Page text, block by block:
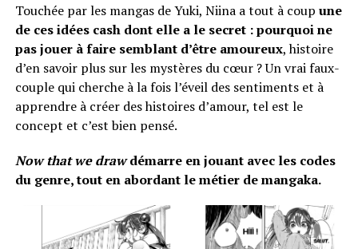
Touchée par les mangas de Yuki, Niina a tout à coup une
de ces idées cash dont elle a le secret : pourquoi ne
pas jouer à faire semblant d’être amoureux, histoire
d’en savoir plus sur les mystères du cœur ? Un vrai faux-
couple qui cherche à la fois l’éveil des sentiments et à
apprendre à créer des histoires d’amour, tel est le
concept et c’est bien pensé.
Now that we drawdémarre en jouant avec les codes
du genre, tout en abordant le métier de mangaka.